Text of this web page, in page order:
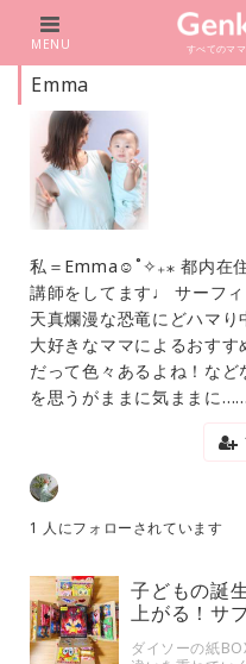
すべてのマ
MENU
Emma
私＝Emma☺︎˚✧₊⁎ 都内在
講師をしてます♩ サーフ
天真爛漫な恐竜にどハマ
大好きなママによるおす
だって色々あるよね！な
を思うがままに気ままに
1 人にフォローされています
子どもの誕
上がる！サ
ダイソーの紙